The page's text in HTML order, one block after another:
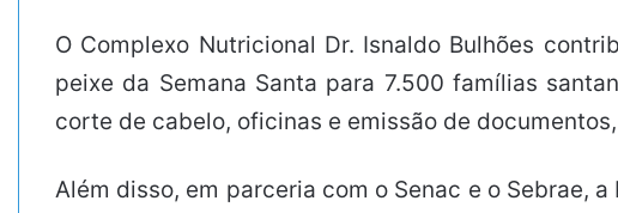
O Complexo Nutricional Dr. Isnaldo Bulhões
peixe da Semana Santa para 7.500 famílias
corte de cabelo, oficinas e emissão de
Além disso, em parceria com o Senac e o Sebrae,